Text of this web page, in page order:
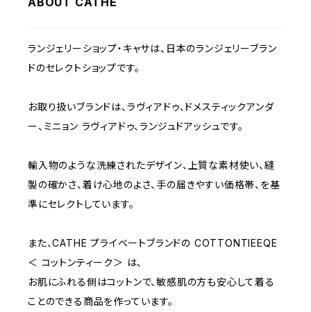
C70
C75
E70
BEIGE
NAVY
YELLOW
PURPLE
BLUE
1000~
2000~
5000~
ランジェリーショップ・キャサは、日本のランジェリーブラン
ドのセレクトショップです。
お取り扱いブランドは、ラヴィアドゥ、ドメスティックアンダ
ー、ミニョン ラヴィアドゥ、ランジュドアッシュです。
輸入物のような洗練されたデザイン、上質な素材使い、縫
製の確かさ、着け心地のよさ、手の届きやすい価格帯、を基
準にセレクトしています。
また、CATHE プライベートブランドの COTTONTIEEQE
＜ コットンティーク＞ は、
お肌にふれる側はコットンで、敏感肌の方も安心して着る
ことのできる商品を作っています。